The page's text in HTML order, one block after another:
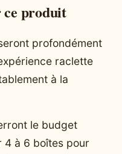
produit
profondément
raclette
à la
le budget
4 à 6 boîtes pour